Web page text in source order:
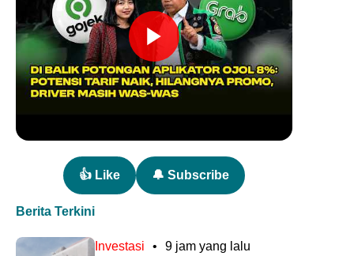
👍 Like 🔔 Subscribe
Berita Terkini
Investasi •
9 jam yang lalu